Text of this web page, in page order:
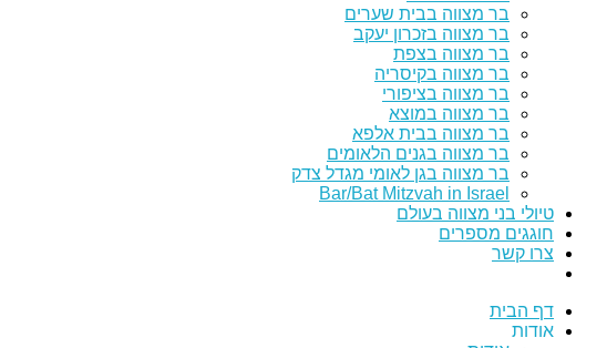
בר מצווה בבית שערים
בר מצווה בזכרון יעקב
בר מצווה בצפת
בר מצווה בקיסריה
בר מצווה בציפורי
בר מצווה במוצא
בר מצווה בבית אלפא
בר מצווה בגנים הלאומים
בר מצווה בגן לאומי מגדל צדק
Bar/Bat Mitzvah in Israel
טיולי בני מצווה בעולם
חוגגים מספרים
צרו קשר
דף הבית
אודות